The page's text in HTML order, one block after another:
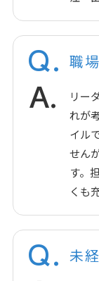
Q. 職
A.
リー
れが
イル
せん
す。
くも
Q. 未